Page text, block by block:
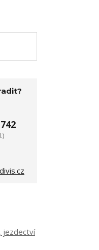
jezdectví